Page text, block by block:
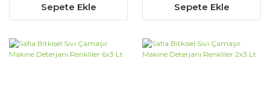
Sepete Ekle Sepete Ekle